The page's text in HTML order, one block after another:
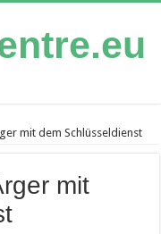
mit dem Schlüsseldienst
mit